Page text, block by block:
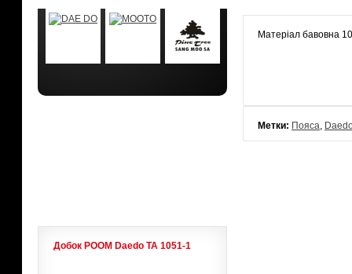
Добок POOM Daedo ТА 1051-1
Матеріал бавовна
Метки: Пояса,